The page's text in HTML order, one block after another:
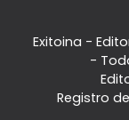
Exitoina -
-
Registro